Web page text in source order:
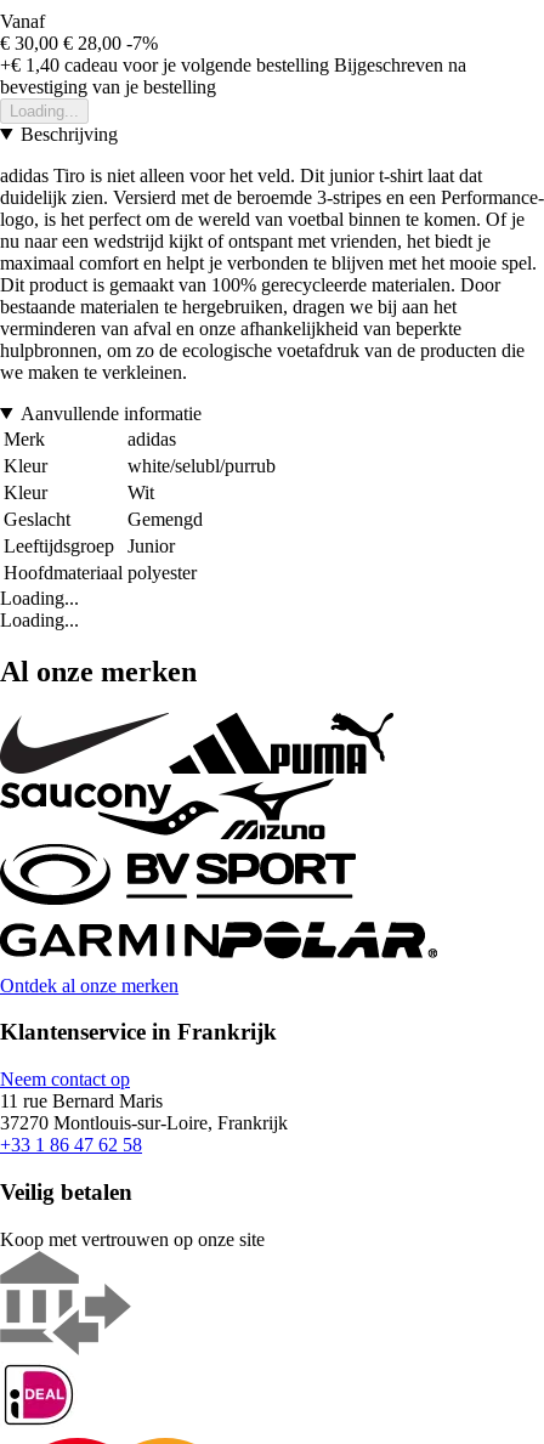
Vanaf
€ 30,00 € 28,00 -7%
+€ 1,40 cadeau voor je volgende bestelling Bijgeschreven na
bevestiging van je bestelling
Loading...
Beschrijving
adidas Tiro is niet alleen voor het veld. Dit junior t-shirt laat dat
duidelijk zien. Versierd met de beroemde 3-stripes en een Performance-
logo, is het perfect om de wereld van voetbal binnen te komen. Of je
nu naar een wedstrijd kijkt of ontspant met vrienden, het biedt je
maximaal comfort en helpt je verbonden te blijven met het mooie spel.
Dit product is gemaakt van 100% gerecycleerde materialen. Door
bestaande materialen te hergebruiken, dragen we bij aan het
verminderen van afval en onze afhankelijkheid van beperkte
hulpbronnen, om zo de ecologische voetafdruk van de producten die
we maken te verkleinen.
Aanvullende informatie
Merk
adidas
Kleur
white/selubl/purrub
Kleur
Wit
Geslacht
Gemengd
Leeftijdsgroep
Junior
Hoofdmateriaal polyester
Loading...
Loading...
Al onze merken
Ontdek al onze merken
Klantenservice in Frankrijk
Neem contact op
11 rue Bernard Maris
37270 Montlouis-sur-Loire, Frankrijk
+33 1 86 47 62 58
Veilig betalen
Koop met vertrouwen op onze site